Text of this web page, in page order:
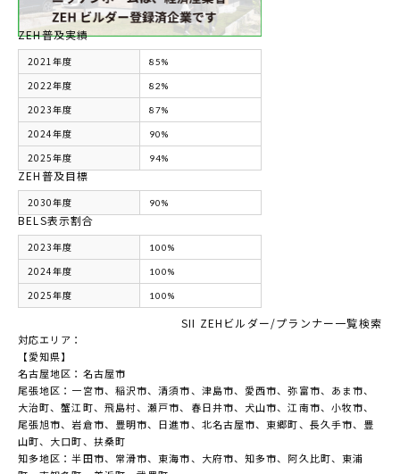
ZEH普及実績
2021年度 85%
2022年度 82%
2023年度 87%
2024年度 90%
2025年度 94%
ZEH普及目標
2030年度 90%
BELS表示割合
2023年度 100%
2024年度 100%
2025年度 100%
SII ZEHビルダー/プランナー一覧検索
対応エリア：
【愛知県】
名古屋地区：名古屋市
尾張地区：一宮市、稲沢市、清須市、津島市、愛西市、弥富市、あま市、
大治町、蟹江町、飛島村、瀬戸市、春日井市、犬山市、江南市、小牧市、
尾張旭市、岩倉市、豊明市、日進市、北名古屋市、東郷町、長久手市、豊
山町、大口町、扶桑町
知多地区：半田市、常滑市、東海市、大府市、知多市、阿久比町、東浦